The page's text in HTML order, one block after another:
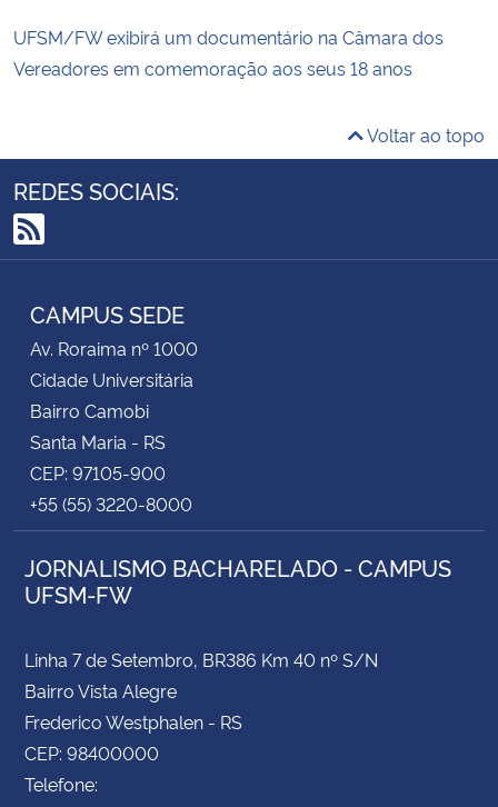
UFSM/FW exibirá um documentário na Câmara dos
Vereadores em comemoração aos seus 18 anos
Voltar ao topo
REDES SOCIAIS:
RSS
CAMPUS SEDE
Av. Roraima nº 1000
Cidade Universitária
Bairro Camobi
Santa Maria - RS
CEP: 97105-900
+55 (55) 3220-8000
JORNALISMO BACHARELADO - CAMPUS
UFSM-FW
Linha 7 de Setembro, BR386 Km 40 nº S/N
Bairro Vista Alegre
Frederico Westphalen - RS
CEP: 98400000
Telefone: